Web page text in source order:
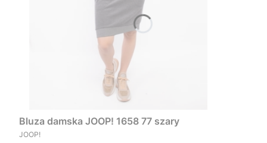
Bluza damska JOOP! 1658 77 szary
PRODUCENT
JOOP!